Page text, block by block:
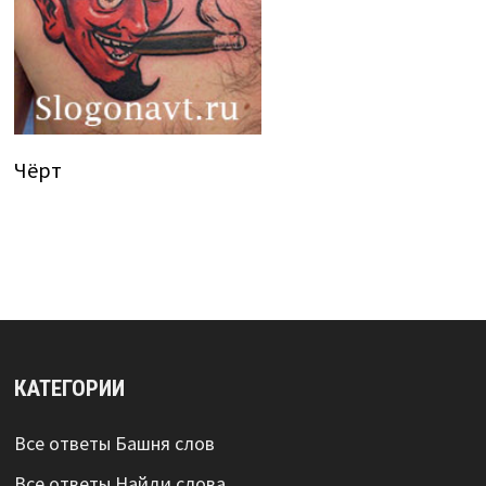
Чёрт
КАТЕГОРИИ
Все ответы Башня слов